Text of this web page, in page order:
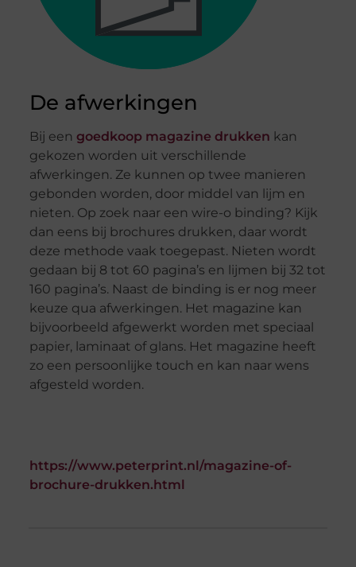
De afwerkingen
Bij een goedkoop magazine drukken kan
gekozen worden uit verschillende
afwerkingen. Ze kunnen op twee manieren
gebonden worden, door middel van lijm en
nieten. Op zoek naar een wire-o binding? Kijk
dan eens bij brochures drukken, daar wordt
deze methode vaak toegepast. Nieten wordt
gedaan bij 8 tot 60 pagina’s en lijmen bij 32 tot
160 pagina’s. Naast de binding is er nog meer
keuze qua afwerkingen. Het magazine kan
bijvoorbeeld afgewerkt worden met speciaal
papier, laminaat of glans. Het magazine heeft
zo een persoonlijke touch en kan naar wens
afgesteld worden.
https://www.peterprint.nl/magazine-of-
brochure-drukken.html